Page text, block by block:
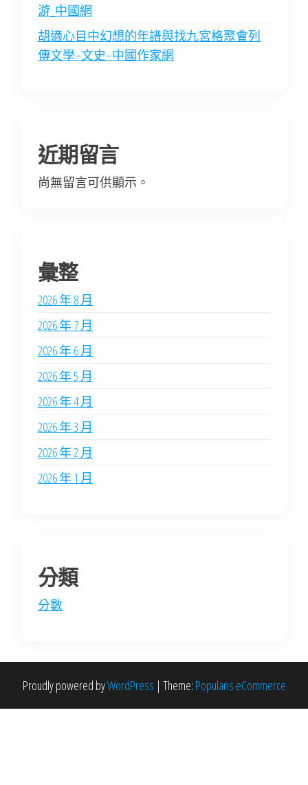
游_中國網
胡適心目中幻想的年譜與找九宮格聚會列
傳文學–文史–中國作家網
近期留言
尚無留言可供顯示。
彙整
2026 年 8 月
2026 年 7 月
2026 年 6 月
2026 年 5 月
2026 年 4 月
2026 年 3 月
2026 年 2 月
2026 年 1 月
分類
分數
Proudly powered byWordPress | Theme: Popularis eCommerce